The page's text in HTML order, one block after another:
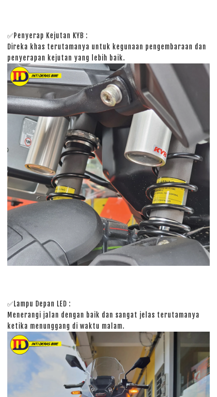
✅Penyerap Kejutan KYB :
Direka khas terutamanya untuk kegunaan pengembaraan dan
penyerapan kejutan yang lebih baik.
✅Lampu Depan LED :
Menerangi jalan dengan baik dan sangat jelas terutamanya
ketika menunggang di waktu malam.